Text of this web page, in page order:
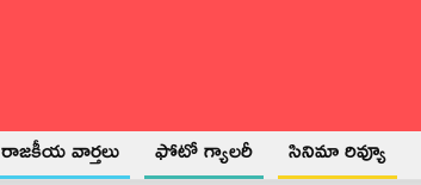
రాజకీయ వార్తలు ఫోటో గ్యాలరీ సినిమా రివ్యూ